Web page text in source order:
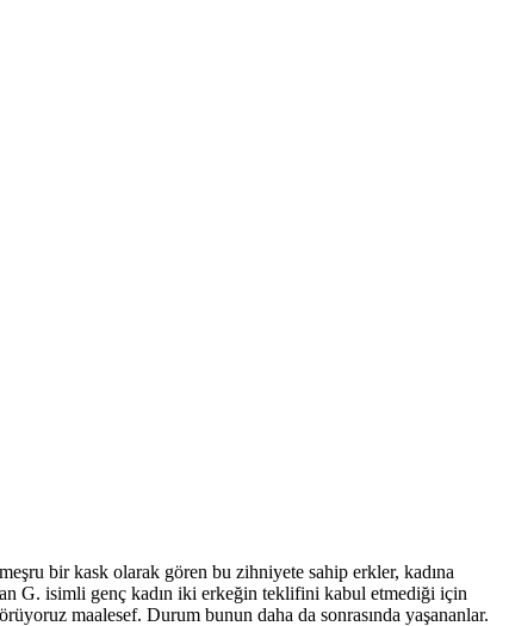
bir kask olarak gören bu zihniyete sahip erkler, kadına
G. isimli genç kadın iki erkeğin teklifini kabul etmediği için
maalesef. Durum bunun daha da sonrasında yaşananlar.